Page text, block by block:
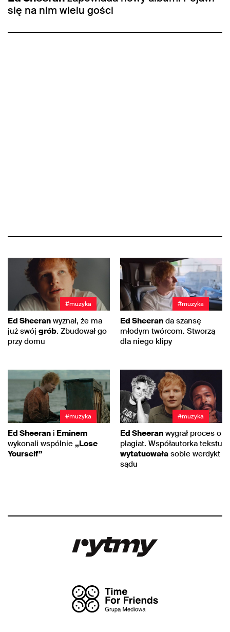
się na nim wielu gości
#muzyka
Ed Sheeran wyznał, że ma
już swój grób. Zbudował go
przy domu
#muzyka
Ed Sheeran da szansę
młodym twórcom. Stworzą
dla niego klipy
#muzyka
Ed Sheeran i Eminem
wykonali wspólnie „Lose
Yourself”
#muzyka
Ed Sheeran wygrał proces o
plagiat. Współautorka tekstu
wytatuowała sobie werdykt
sądu